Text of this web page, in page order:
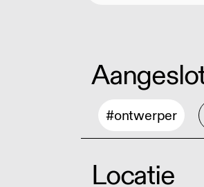
#ontwerper
Locatie